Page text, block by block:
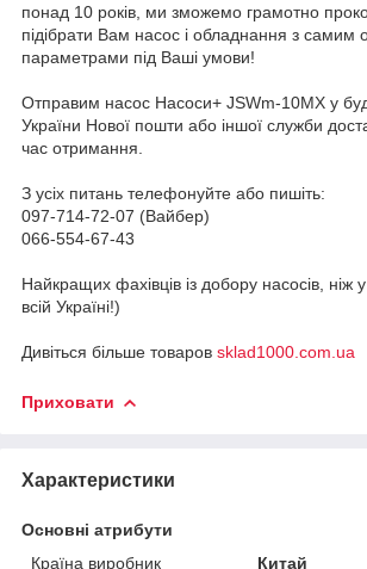
понад 10 років, ми зможемо грамотно
підібрати Вам насос і обладнання з самим
параметрами під Ваші умови!
Отправим насос Насоси+ JSWm-10МX у
України Нової пошти або іншої служби
час отримання.
З усіх питань телефонуйте або пишіть:
097-714-72-07 (Вайбер)
066-554-67-43
Найкращих фахівців із добору насосів, ніж
всій Україні!)
Дивіться більше товаров sklad1000.com.ua
Приховати
Характеристики
Основні атрибути
Країна виробник
Китай